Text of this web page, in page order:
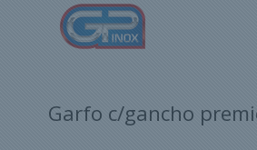
Garfo c/gancho